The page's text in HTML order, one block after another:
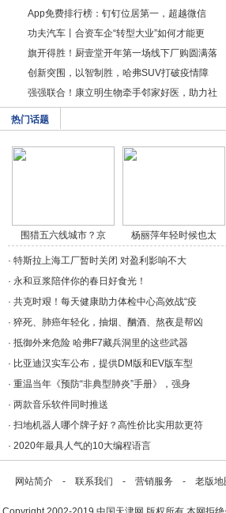
App免费排行榜：钉钉位居第一，超越微信
功夫汽车丨合资车企“转型大业”如何才能更
旗开得胜！厨壹堂开年第一场线下厂购圆满落
创新突围，以智制胜，哈弗SUV打破疫情障
强强联合！康立明生物牵手邻家好医，助力社
热门话题
围猎五六线城市？京
东/a>
杨丽萍年轻时候也太
美/a>
· 特斯拉上海工厂暂时关闭 对盈利影响不大
· 永和豆浆陪伴你的春日好食光！
· 共克时艰！每天健康助力体检中心高效战“疫
· 猝死、肺癌年轻化，抽烟、酗酒、熬夜是帮凶
· 抵御外来危险 哈弗F7藏兵洞里的这些武器
· 比亚迪汉实车公布，提供DM版和EV版车型
· 重温当年《预防“非典型肺炎”手册》，强身
· 两款音乐软件同时推送
· 扫地机器人哪个牌子好？高性价比实用款更符
· 2020年最具人气的10大编程语言
网站简介 - 联系我们 - 营销服务 - 老版地